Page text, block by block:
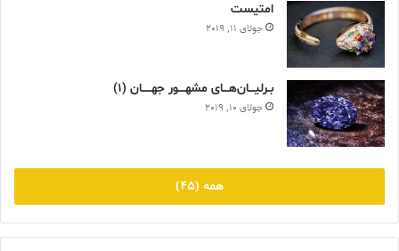
طلا خاصيت درماني دارد
طلا بصورت تزريق به بدن خاصيت درماني دارد و در برطرف کردن سرطان
و آرتروز روماتوئيد موثر است و به‌عنوان دارو در هفت مورد از هر ده مورد
موفقيت‌آميز بوده است.
در هنگام دريافت مدال‌ها و جام‌هاي مسابقات ورزشي و رويدادهاي
امتیست
جولای 11, 2019
بـرلیـــان‌هـــای مشهــــور جهـــــان (۱)
جولای 10, 2019
همه (45)